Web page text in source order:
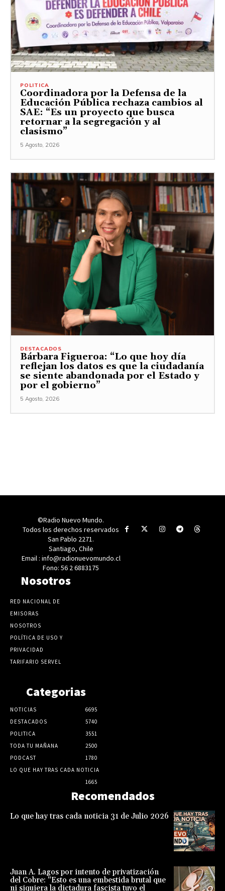
POLITICA
Coordinadora por la Defensa de la
Educación Pública rechaza cambios al
SAE: “Es un proyecto que busca
retornar a la segregación y al
clasismo”
5 Agosto, 2026
DESTACADOS
Bárbara Figueroa: “Lo que hoy día
reflejan los datos es que la ciudadanía
se siente abandonada por el Estado y
por el gobierno”
5 Agosto, 2026
©Radio Nuevo Mundo.
Todos los derechos reservados
San Pablo 2271.
Santiago, Chile
Email : info@radionuevomundo.cl
Fono: 56 2 6883175
Nosotros
RED NACIONAL DE
EMISORAS
NOSOTROS
POLÍTICA DE USO Y
PRIVACIDAD
TARIFARIO SERVEL
Categorias
NOTICIAS
6695
DESTACADOS
5740
POLITICA
3551
TODA TU MAÑANA
2500
PODCAST
1780
LO QUE HAY TRAS CADA NOTICIA
1665
Recomendados
Lo que hay tras cada noticia 31 de Julio 2026
Juan A. Lagos por intento de privatización
del Cobre: “Esto es una embestida brutal que
ni siquiera la dictadura fascista tuvo el